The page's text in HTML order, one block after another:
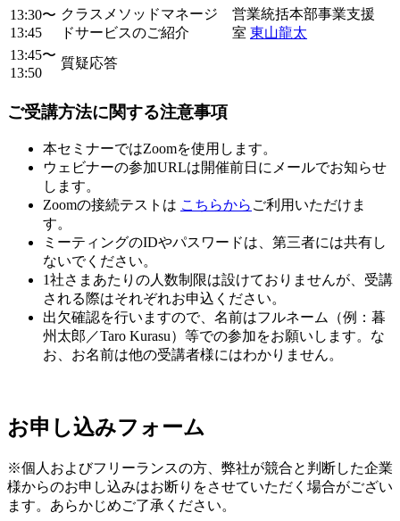
13:30〜
13:45
クラスメソッドマネージ
ドサービスのご紹介
営業統括本部事業支援
室 東山龍太
13:45〜
13:50
質疑応答
ご受講方法に関する注意事項
本セミナーではZoomを使用します。
ウェビナーの参加URLは開催前日にメールでお知らせ
します。
Zoomの接続テストは こちらから ご利用いただけま
す。
ミーティングのIDやパスワードは、第三者には共有し
ないでください。
1社さまあたりの人数制限は設けておりませんが、受講
される際はそれぞれお申込ください。
出欠確認を行いますので、名前はフルネーム（例：暮
州太郎／Taro Kurasu）等での参加をお願いします。な
お、お名前は他の受講者様にはわかりません。
お申し込みフォーム
※個人およびフリーランスの方、弊社が競合と判断した企業
様からのお申し込みはお断りをさせていただく場合がござい
ます。あらかじめご了承ください。